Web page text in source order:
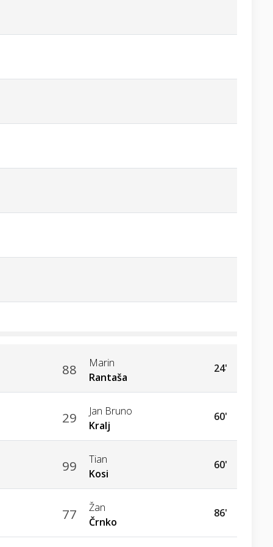
88
Marin
Rantaša
24'
29
Jan Bruno
Kralj
60'
99
Tian
Kosi
60'
77
Žan
Črnko
86'